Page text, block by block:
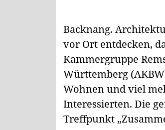
Backnang.
vor Ort entdecken,
Kammergruppe
Württemberg
Wohnen und viel
Interessierten. Die
Treffpunkt